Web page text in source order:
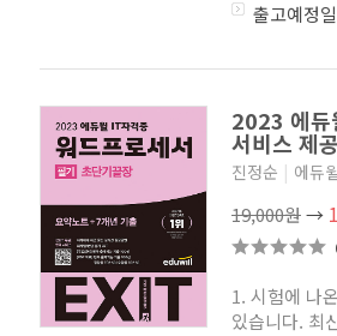
출고예정
2023 에듀
서비스 제
진정순 | 에듀
19,000원→
1. 시험에 나
있습니다. 최